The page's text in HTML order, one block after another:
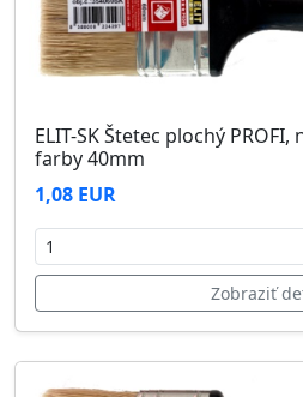
ELIT-SK Štetec plochý
farby 40mm
1,08 EUR
Zobraziť